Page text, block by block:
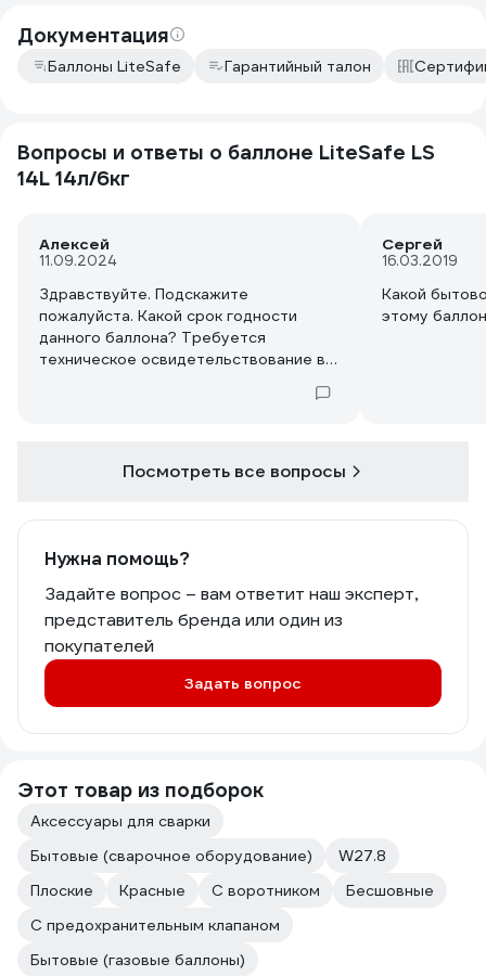
(седан).
Документация
Баллоны LiteSafe Гарантийный талон
Вопросы и ответы о баллоне LiteSafe LS
14L 14л/6кг
Алексей
11.09.2024
Здравствуйте. Подскажите
пожалуйста. Какой срок годности
данного баллона? Требуется
техническое освидетельствование в
Сергей
16.03.2019
Какой
этому
Посмотреть все вопросы
Нужна помощь?
Задайте вопрос – вам ответит наш эксперт,
представитель бренда или один из
покупателей
Задать вопрос
Этот товар из подборок
Аксессуары для сварки
Бытовые (сварочное оборудование)
W27.8
Плоские
Красные С воротником
Бесшовные
С предохранительным клапаном
Бытовые (газовые баллоны)